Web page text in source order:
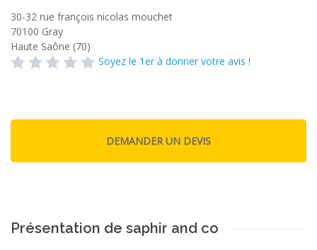
30-32 rue françois nicolas mouchet
70100 Gray
Haute Saône (70)
Soyez le 1er à donner votre avis !
Présentation de saphir and co